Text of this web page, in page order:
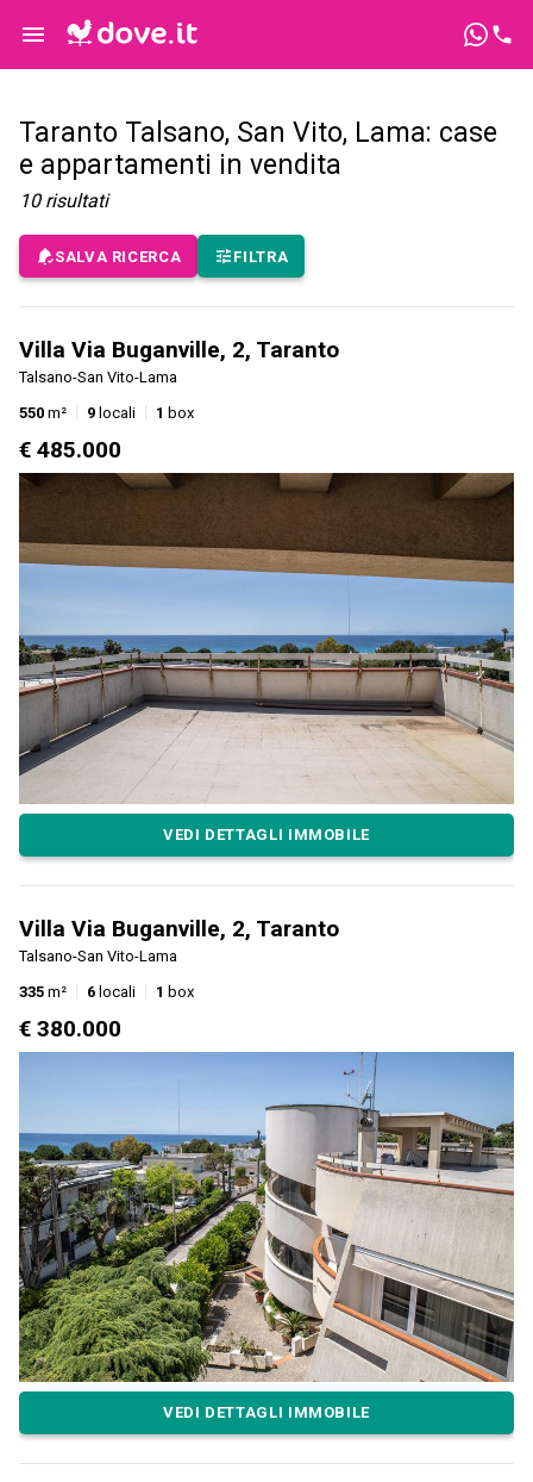
Taranto Talsano, San Vito, Lama: case
e appartamenti in vendita
10 risultati
SALVA RICERCA FILTRA
Villa Via Buganville, 2, Taranto
Talsano-San Vito-Lama
550 m² 9 locali 1 box
€ 485.000
VEDI DETTAGLI IMMOBILE
Villa Via Buganville, 2, Taranto
Talsano-San Vito-Lama
335 m² 6 locali 1 box
€ 380.000
VEDI DETTAGLI IMMOBILE